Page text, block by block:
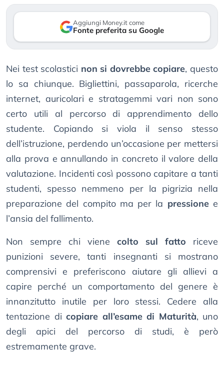
Aggiungi Money.it come
Fonte preferita su Google
Nei test scolastici non si dovrebbe copiare, questo
lo sa chiunque. Bigliettini, passaparola, ricerche
internet, auricolari e stratagemmi vari non sono
certo utili al percorso di apprendimento dello
studente. Copiando si viola il senso stesso
dell’istruzione, perdendo un’occasione per mettersi
alla prova e annullando in concreto il valore della
valutazione. Incidenti così possono capitare a tanti
studenti, spesso nemmeno per la pigrizia nella
preparazione del compito ma per la pressionee
l’ansia del fallimento.
Non sempre chi viene colto sul fatto riceve
punizioni severe, tanti insegnanti si mostrano
comprensivi e preferiscono aiutare gli allievi a
capire perché un comportamento del genere è
innanzitutto inutile per loro stessi. Cedere alla
tentazione di copiare all’esame di Maturità, uno
degli apici del percorso di studi, è però
estremamente grave.